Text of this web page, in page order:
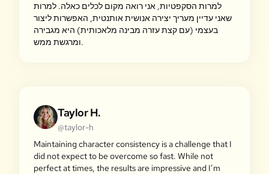
למרות הסקפטיות, אני רואה מקום לכלים כאלה. למרות
שאני עדיין מעריך יצירה אנושית אותנטית, האפשרות ליצור
בעצמי (עם קצת עזרה מבינה מלאכותית) היא מגבירה
ומרגשת ממש.
Taylor H.
@taylor-h
Maintaining character consistency is a challenge that I
did not expect to be overcome so fast. While not
perfect at times, the results are impressive and I’m